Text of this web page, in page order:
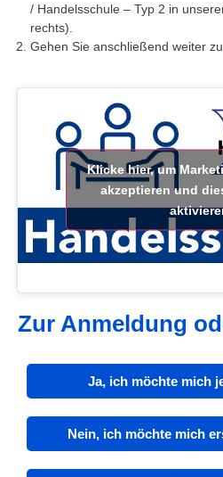
/ Handelsschule – Typ 2 in
rechts).
Gehen Sie anschließend weiter
Klicke hier, um
akzeptieren und
Zur Anmeldung
Ja, ich möchte mich
Nein, ich möchte mich